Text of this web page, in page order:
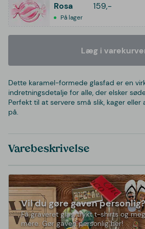
Rosa 159,-
På lager
Læg i
Dette karamel-formede glasfad er en
indretningsdetalje for alle, der elsker
Perfekt til at servere små slik, kager
på.
Varebeskrivelse
Vil du gøre gaven personlig?
Få graveret glas, trykt t-shirts og
mere. Gør gaven personlig her!